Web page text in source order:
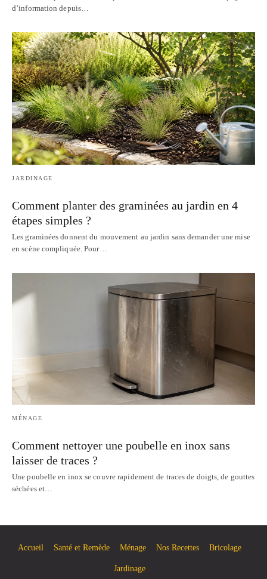
d’information depuis…
JARDINAGE
Comment planter des graminées au jardin en 4
étapes simples ?
Les graminées donnent du mouvement au jardin sans demander une mise
en scène compliquée. Pour…
MÉNAGE
Comment nettoyer une poubelle en inox sans
laisser de traces ?
Une poubelle en inox se couvre rapidement de traces de doigts, de gouttes
séchées et…
Accueil Santé et Remède Ménage Nos Recettes Bricolage
Jardinage